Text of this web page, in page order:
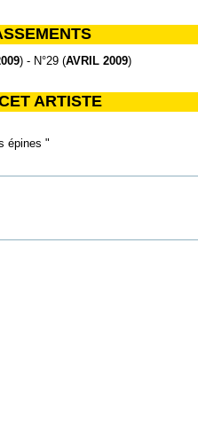
) - N°29 (AVRIL 2009)
ARTISTE
épines "